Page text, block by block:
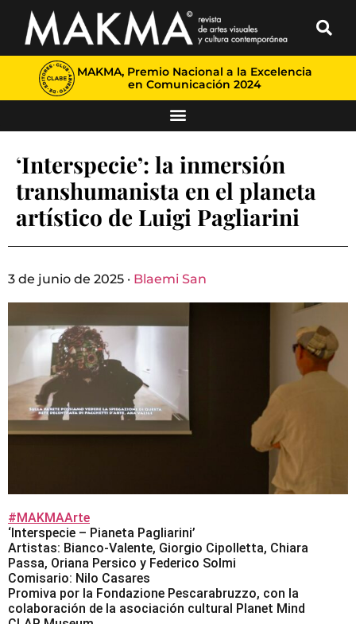
MAKMA, Premio Nacional a la Excelencia
en Comunicación 2024
‘Interspecie’: la inmersión
transhumanista en el planeta
artístico de Luigi Pagliarini
3 de junio de 2025 · Blaemi San
#MAKMAArte
‘Interspecie – Pianeta Pagliarini’
Artistas: Bianco-Valente, Giorgio Cipolletta, Chiara
Passa, Oriana Persico y Federico Solmi
Comisario: Nilo Casares
Promiva por la Fondazione Pescarabruzzo, con la
colaboración de la asociación cultural Planet Mind